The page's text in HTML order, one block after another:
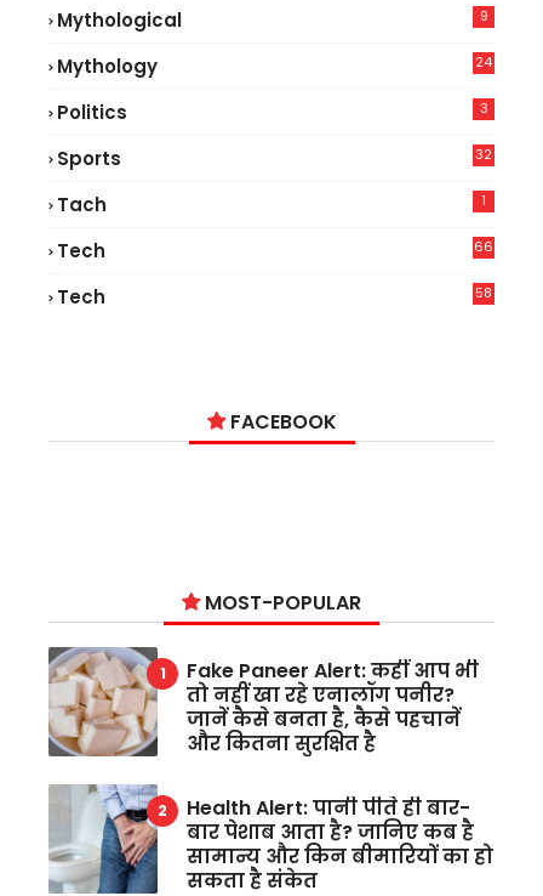
Mythological 9
Mythology 24
Politics 3
Sports 32
Tach 1
Tech
66
Tech
58
FACEBOOK
MOST-POPULAR
Fake Paneer Alert: कहीं आप भी
तो नहीं खा रहे एनालॉग पनीर?
जानें कैसे बनता है, कैसे पहचानें
और कितना सुरक्षित है
Health Alert: पानी पीते ही बार-
बार पेशाब आता है? जानिए कब है
सामान्य और किन बीमारियों का हो
सकता है संकेत